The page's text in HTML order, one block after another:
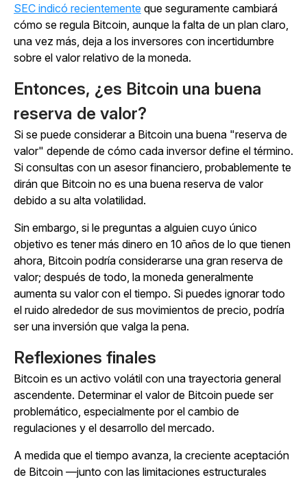
SEC indicó recientemente que seguramente cambiará
cómo se regula Bitcoin, aunque la falta de un plan claro,
una vez más, deja a los inversores con incertidumbre
sobre el valor relativo de la moneda.
Entonces, ¿es Bitcoin una buena
reserva de valor?
Si se puede considerar a Bitcoin una buena "reserva de
valor" depende de cómo cada inversor define el término.
Si consultas con un asesor financiero, probablemente te
dirán que Bitcoin no es una buena reserva de valor
debido a su alta volatilidad.
Sin embargo, si le preguntas a alguien cuyo único
objetivo es tener más dinero en 10 años de lo que tienen
ahora, Bitcoin podría considerarse una gran reserva de
valor; después de todo, la moneda generalmente
aumenta su valor con el tiempo. Si puedes ignorar todo
el ruido alrededor de sus movimientos de precio, podría
ser una inversión que valga la pena.
Reflexiones finales
Bitcoin es un activo volátil con una trayectoria general
ascendente. Determinar el valor de Bitcoin puede ser
problemático, especialmente por el cambio de
regulaciones y el desarrollo del mercado.
A medida que el tiempo avanza, la creciente aceptación
de Bitcoin —junto con las limitaciones estructurales